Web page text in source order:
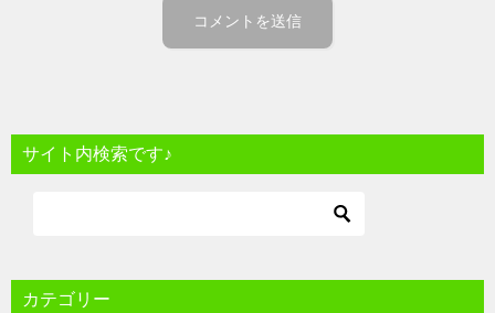
サイト内検索です♪
カテゴリー